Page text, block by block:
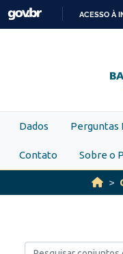
Skip to main content
ACESSO À
Dados Perguntas
Contato Sobre o